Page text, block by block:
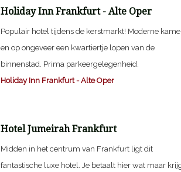
Holiday Inn Frankfurt - Alte Oper
Populair hotel tijdens de kerstmarkt! Moderne
en op ongeveer een kwartiertje lopen van de
binnenstad. Prima parkeergelegenheid.
Holiday Inn Frankfurt - Alte Oper
Hotel Jumeirah Frankfurt
Midden in het centrum van Frankfurt ligt dit
fantastische luxe hotel. Je betaalt hier wat maar